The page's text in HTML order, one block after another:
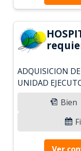
ADQUISICION DE
UNIDAD
Bien